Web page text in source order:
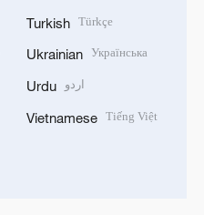
Turkish Türkçe
Ukrainian Українська
Urdu اردو
Vietnamese Tiếng Việt